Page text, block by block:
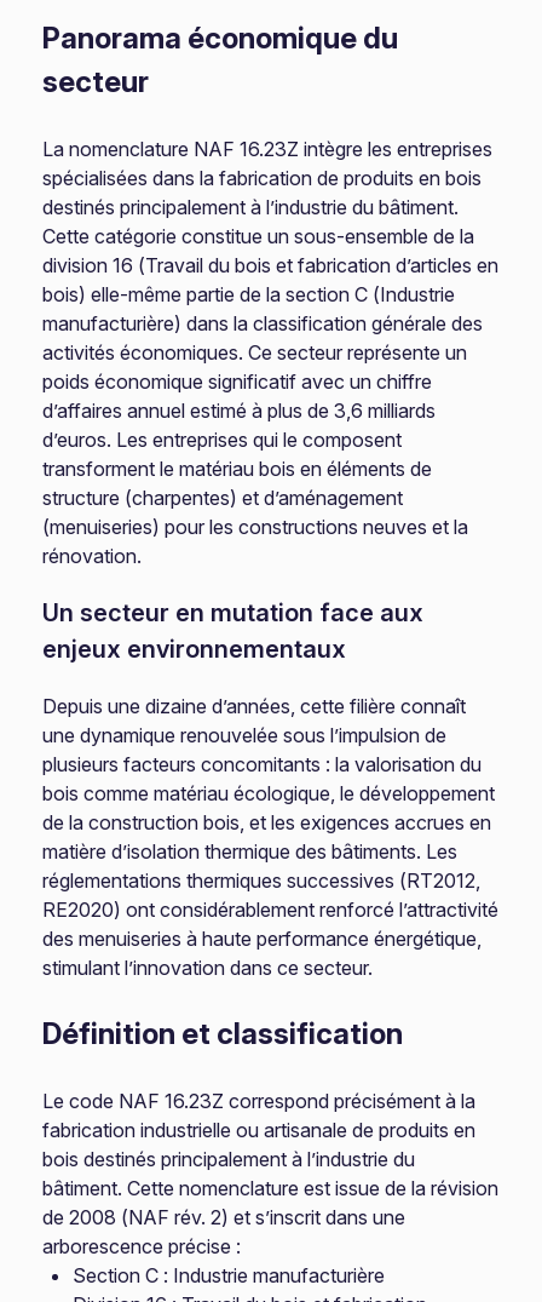
Panorama économique du
secteur
La nomenclature NAF 16.23Z intègre les entreprises
spécialisées dans la fabrication de produits en bois
destinés principalement à l’industrie du bâtiment.
Cette catégorie constitue un sous-ensemble de la
division 16 (Travail du bois et fabrication d’articles en
bois) elle-même partie de la section C (Industrie
manufacturière) dans la classification générale des
activités économiques. Ce secteur représente un
poids économique significatif avec un chiffre
d’affaires annuel estimé à plus de 3,6 milliards
d’euros. Les entreprises qui le composent
transforment le matériau bois en éléments de
structure (charpentes) et d’aménagement
(menuiseries) pour les constructions neuves et la
rénovation.
Un secteur en mutation face aux
enjeux environnementaux
Depuis une dizaine d’années, cette filière connaît
une dynamique renouvelée sous l’impulsion de
plusieurs facteurs concomitants : la valorisation du
bois comme matériau écologique, le développement
de la construction bois, et les exigences accrues en
matière d’isolation thermique des bâtiments. Les
réglementations thermiques successives (RT2012,
RE2020) ont considérablement renforcé l’attractivité
des menuiseries à haute performance énergétique,
stimulant l’innovation dans ce secteur.
Définition et classification
Le code NAF 16.23Z correspond précisément à la
fabrication industrielle ou artisanale de produits en
bois destinés principalement à l’industrie du
bâtiment. Cette nomenclature est issue de la révision
de 2008 (NAF rév. 2) et s’inscrit dans une
arborescence précise :
Section C : Industrie manufacturière